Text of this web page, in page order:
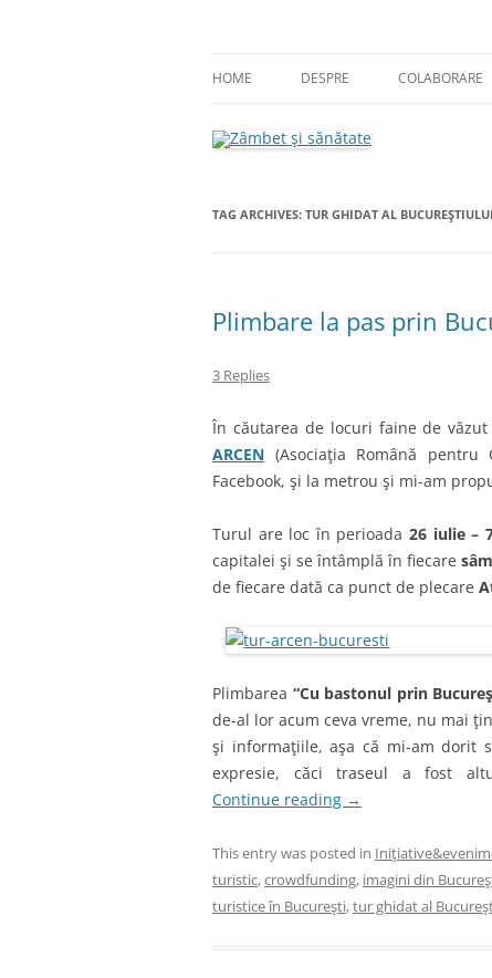
HOME DESPRE COLABORARE
TAG ARCHIVES: TUR GHIDAT AL BUCUREŞTIULUI
Plimbare la pas prin
3 Replies
În căutarea de locuri faine de
ARCEN (Asociaţia Română
Facebook, şi la metrou şi mi-am
Turul are loc în perioada26 iulie –
capitalei şi se întâmplă în fiecare
de fiecare dată ca punct de plecare
Plimbarea “Cu bastonul prin
de-al lor acum ceva vreme, nu mai
şi informaţiile, aşa că mi-am dorit
expresie, căci traseul a fost
Continue reading →
This entry was posted in
turistic,crowdfunding, imagini din
turistice în Bucureşti,tur ghidat al